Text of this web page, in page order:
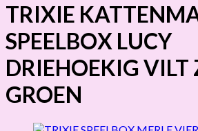
TRIXIE
SPEELBOX LUCY
DRIEHOEKIG
GROEN